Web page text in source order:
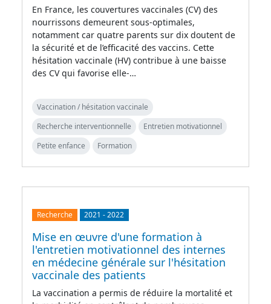
En France, les couvertures vaccinales (CV) des
nourrissons demeurent sous-optimales,
notamment car quatre parents sur dix doutent de
la sécurité et de l’efficacité des vaccins. Cette
hésitation vaccinale (HV) contribue à une baisse
des CV qui favorise elle-…
Vaccination / hésitation vaccinale
Recherche interventionnelle
Entretien motivationnel
Petite enfance
Formation
Recherche 2021 -2022
Mise en œuvre d'une formation à
l'entretien motivationnel des internes
en médecine générale sur l'hésitation
vaccinale des patients
La vaccination a permis de réduire la mortalité et